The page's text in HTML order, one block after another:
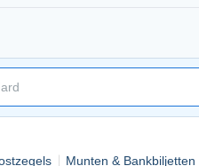
Munten & Bankbiljetten